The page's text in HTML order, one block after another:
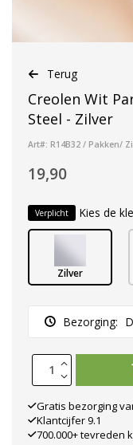
Terug
Creolen Wit
Steel - Zilver
Art#: R14B32 / Pakken/
19,90
Verplicht Kies de
Zilver
Bezorging:
Gratis bezorging
Klantcijfer 9.1
700.000+ tevreden